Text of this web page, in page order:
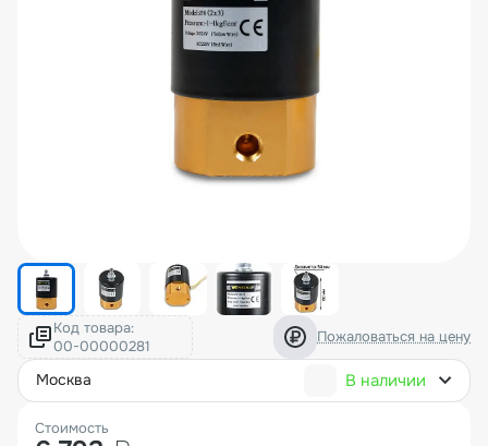
Код товара: Пожаловаться на цену
москва В наличии
Стоимость